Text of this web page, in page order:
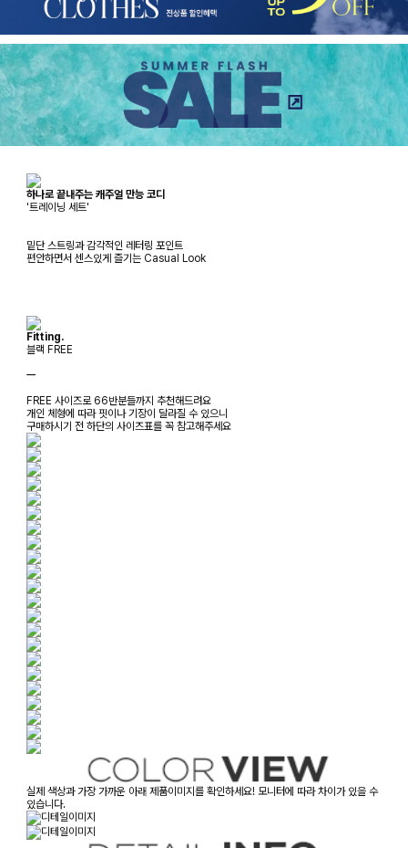
하나로 끝내주는 캐주얼 만능 코디
'트레이닝 세트'
밑단 스트링과 감각적인 레터링 포인트
편안하면서 센스있게 즐기는 Casual Look
Fitting.
블랙 FREE
ㅡ
FREE 사이즈로 66반분들까지 추천해드려요
개인 체형에 따라 핏이나 기장이 달라질 수 있으니
구매하시기 전 하단의 사이즈표를 꼭 참고해주세요
실제 색상과 가장 가까운 아래 제품이미지를 확인하세요! 모니터에 따라 차이가 있을 수
있습니다.